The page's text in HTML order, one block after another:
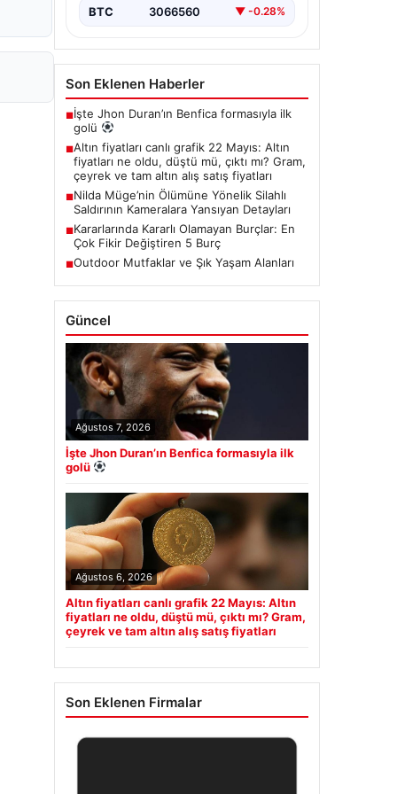
BTC 3066560 ▼ -0.28%
Son Eklenen Haberler
■İşte Jhon Duran’ın Benfica formasıyla ilk
golü
■Altın fiyatları canlı grafik 22 Mayıs: Altın
fiyatları ne oldu, düştü mü, çıktı mı? Gram,
çeyrek ve tam altın alış satış fiyatları
■Nilda Müge’nin Ölümüne Yönelik Silahlı
Saldırının Kameralara Yansıyan Detayları
■Kararlarında Kararlı Olamayan Burçlar: En
Çok Fikir Değiştiren 5 Burç
■Outdoor Mutfaklar ve Şık Yaşam Alanları
Güncel
Ağustos 7, 2026
İşte Jhon Duran’ın Benfica formasıyla ilk
golü
Ağustos 6, 2026
Altın fiyatları canlı grafik 22 Mayıs: Altın
fiyatları ne oldu, düştü mü, çıktı mı? Gram,
çeyrek ve tam altın alış satış fiyatları
Son Eklenen Firmalar